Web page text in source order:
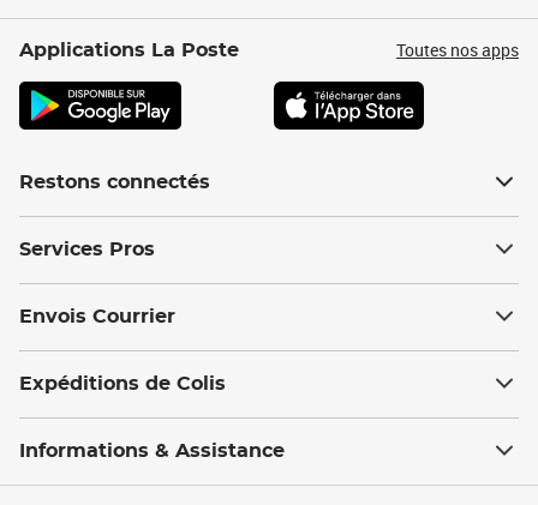
Applications La Poste Toutes nos apps
Restons connectés
Services Pros
Envois Courrier
Expéditions de Colis
Informations & Assistance